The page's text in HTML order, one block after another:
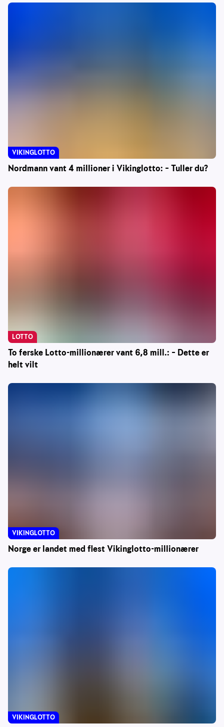
Nordmann vant 4 millioner i Vikinglotto: – Tuller du?
VIKINGLOTTO
To ferske Lotto-millionærer vant 6,8 mill.: – Dette er
helt vilt
LOTTO
Norge er landet med flest Vikinglotto-millionærer
VIKINGLOTTO
VIKINGLOTTO